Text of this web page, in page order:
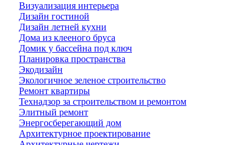
Визуализация интерьера
Дизайн гостиной
Дизайн летней кухни
Дома из клееного бруса
Домик у бассейна под ключ
Планировка пространства
Экодизайн
Экологичное зеленое строительство
Ремонт квартиры
Технадзор за строительством и ремонтом
Элитный ремонт
Энергосберегающий дом
Архитектурное проектирование